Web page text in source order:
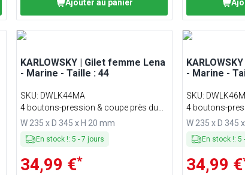
Ajouter au panier
KARLOWSKY | Gilet femme Lena
- Marine - Taille : 44
SKU: DWLK44MA
4 boutons-pression & coupe près du
corps
W 235 x D 345 x H 20 mm
En stock !:5 -7 jours
34,99 €*
- Marine -
SKU:
4 boutons-
corps
W 235 x D 345
En stock !:5
34,99 €